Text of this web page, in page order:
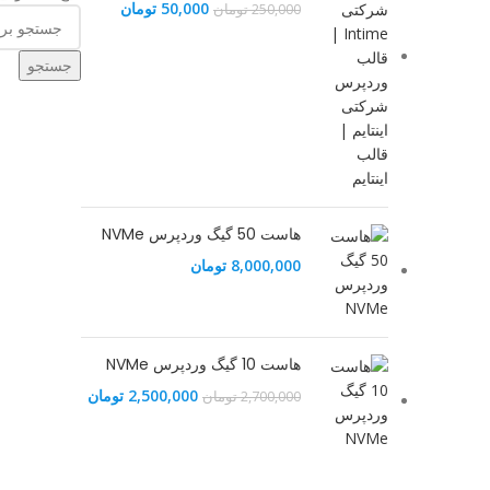
250,000تومان قیمت
50,000 تومان
50,000 تومان
هاست 50 گیگ وردپرس NVMe
8,000,000 تومان
هاست 10 گیگ وردپرس NVMe
2,700,000تومان قیمت
2,500,000 تومان
جستجو